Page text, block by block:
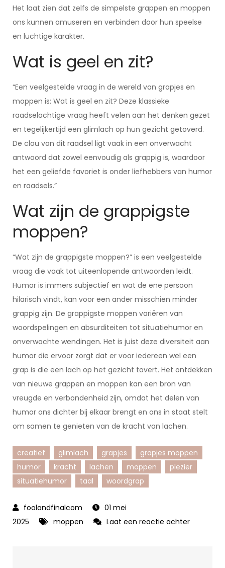
Het laat zien dat zelfs de simpelste grappen en moppen
ons kunnen amuseren en verbinden door hun speelse
en luchtige karakter.
Wat is geel en zit?
“Een veelgestelde vraag in de wereld van grapjes en
moppen is: Wat is geel en zit? Deze klassieke
raadselachtige vraag heeft velen aan het denken gezet
en tegelijkertijd een glimlach op hun gezicht getoverd.
De clou van dit raadsel ligt vaak in een onverwacht
antwoord dat zowel eenvoudig als grappig is, waardoor
het een geliefde favoriet is onder liefhebbers van humor
en raadsels.”
Wat zijn de grappigste
moppen?
“Wat zijn de grappigste moppen?” is een veelgestelde
vraag die vaak tot uiteenlopende antwoorden leidt.
Humor is immers subjectief en wat de ene persoon
hilarisch vindt, kan voor een ander misschien minder
grappig zijn. De grappigste moppen variëren van
woordspelingen en absurditeiten tot situatiehumor en
onverwachte wendingen. Het is juist deze diversiteit aan
humor die ervoor zorgt dat er voor iedereen wel een
grap is die een lach op het gezicht tovert. Het ontdekken
van nieuwe grappen en moppen kan een bron van
vreugde en verbondenheid zijn, omdat het delen van
humor ons dichter bij elkaar brengt en ons in staat stelt
om samen te genieten van de kracht van lachen.
creatief glimlach grapjes
grapjes moppen
humor
kracht lachen moppen
plezier
situatiehumor
taal woordgrap
01 mei
2025
moppen Laat een reactie achterop